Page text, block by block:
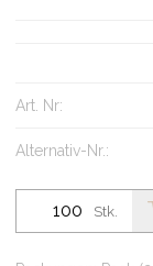
Art. Nr:
Alternativ-Nr.:
Stk.